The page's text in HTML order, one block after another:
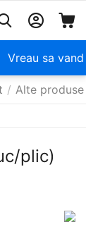
Vreau sa
/ Alte
plic)